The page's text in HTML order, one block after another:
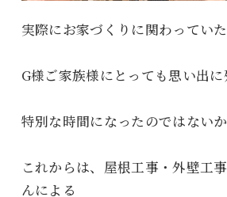
実際にお家づくりに関わっていた
G様ご家族様にとっても思い出に
特別な時間になったのではないか
これからは、屋根工事・外壁工
んによる